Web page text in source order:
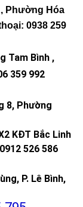
Phường Hóa
0938 259
Tam Bình ,
359 992
8, Phường
KĐT Bắc Linh
526 586
P. Lê Bình,